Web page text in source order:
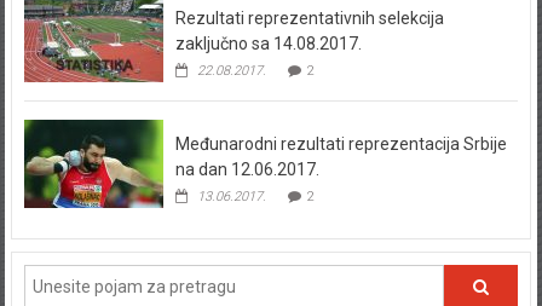
Rezultati reprezentativnih selekcija
zaključno sa 14.08.2017.
22.08.2017. 2
Međunarodni rezultati reprezentacija Srbije
na dan 12.06.2017.
13.06.2017. 2